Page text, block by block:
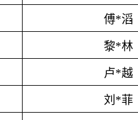
傅*滔
黎*林
卢*越
刘*菲